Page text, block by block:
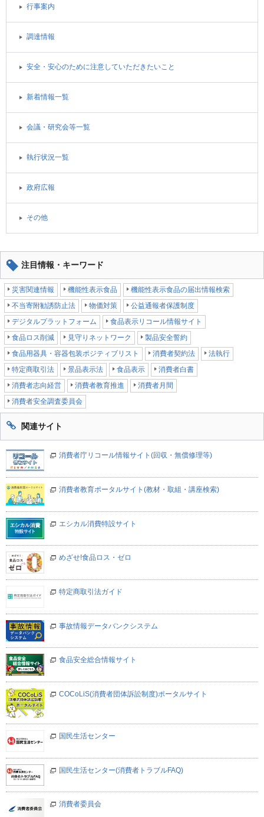
行事案内
調達情報
安全・安心のために注意していただきたいこと
新着情報一覧
会議・研究会等一覧
執行状況一覧
政府広報
その他
注目情報・キーワード
災害関連情報 機能性表示食品
機能性表示食品の届出情報検索
不当寄附勧誘防止法
物価対策
公益通報者保護制度
デジタルプラットフォーム
食品表示リコール情報サイト
食品ロス削減
見守りネットワーク
製品安全誓約
食品用器具・容器包装ポジティブリスト
消費者契約法
法執行
特定商取引法
景品表示法 食品表示
消費者白書
消費者志向経営
消費者教育推進
消費者月間
消費者安全調査委員会
関連サイト
消費者庁リコール情報サイト(回収・無償修理等)
消費者教育ポータルサイト(教材・取組・講座検索)
エシカル消費特設サイト
めざせ!食品ロス・ゼロ
特定商取引法ガイド
事故情報データバンクシステム
食品安全総合情報サイト
COCoLiS(消費者団体訴訟制度)ポータルサイト
国民生活センター
国民生活センター(消費者トラブルFAQ)
消費者委員会